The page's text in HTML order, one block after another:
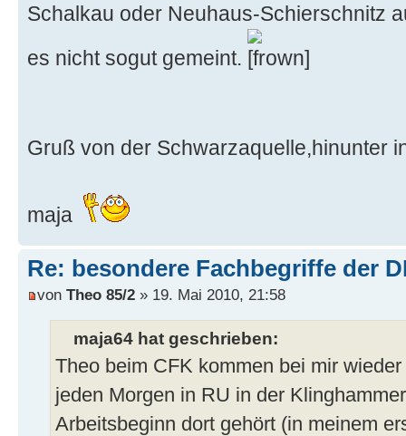
Schalkau oder Neuhaus-Schierschnitz
es nicht sogut gemeint.
Gruß von der Schwarzaquelle,hinunter
maja
Re: besondere Fachbegriffe der
von Theo 85/2 » 19. Mai 2010, 21:58
maja64 hat geschrieben:
Theo beim CFK kommen bei mir
jeden Morgen in RU in der
Arbeitsbeginn dort gehört (in meinem